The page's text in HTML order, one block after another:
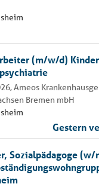
(m/w/d)
Ameos
Bremen mbH
Gestern
Sozialpädagoge